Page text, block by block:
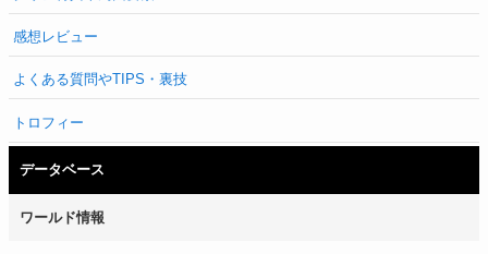
感想レビュー
よくある質問やTIPS・裏技
トロフィー
データベース
ワールド情報